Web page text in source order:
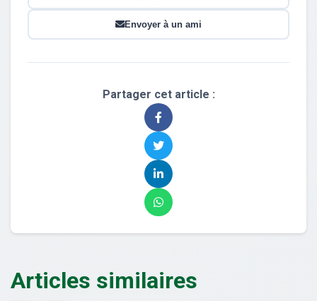
Envoyer à un ami
Partager cet article :
Articles similaires